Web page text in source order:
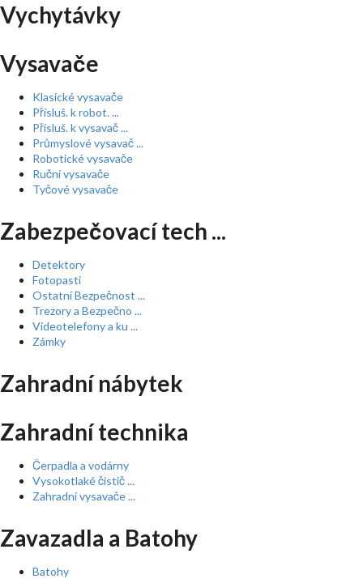
Vychytávky
Vysavače
Klasické vysavače
Přísluš. k robot. ...
Přísluš. k vysavač ...
Průmyslové vysavač ...
Robotické vysavače
Ruční vysavače
Tyčové vysavače
Zabezpečovací tech ...
Detektory
Fotopasti
Ostatní Bezpečnost ...
Trezory a Bezpečno ...
Videotelefony a ku ...
Zámky
Zahradní nábytek
Zahradní technika
Čerpadla a vodárny
Vysokotlaké čistič ...
Zahradní vysavače ...
Zavazadla a Batohy
Batohy